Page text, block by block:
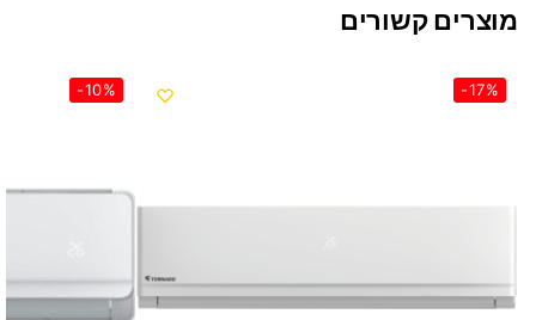
מוצרים קשורים
-17%
-10%